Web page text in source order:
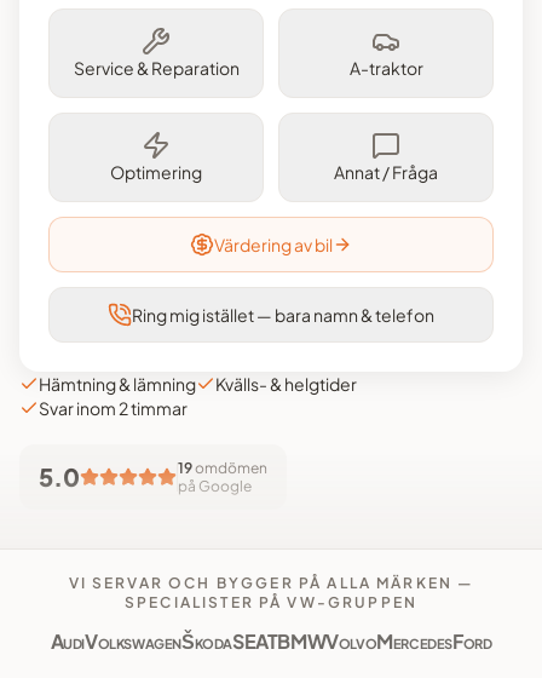
Service & Reparation A-traktor
Optimering Annat / Fråga
Värdering av bil
Ring mig istället — bara namn & telefon
Hämtning & lämning
Kvälls- & helgtider
Svar inom 2 timmar
5.0 19omdömen
på Google
VI SERVAR OCH BYGGER PÅ ALLA MÄRKEN —
SPECIALISTER PÅ VW-GRUPPEN
AudiVolkswagenŠkodaSEATBMWVolvoMercedesFord